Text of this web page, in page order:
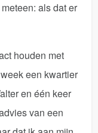
als dat er
houden met
een kwartier
en één keer
van een